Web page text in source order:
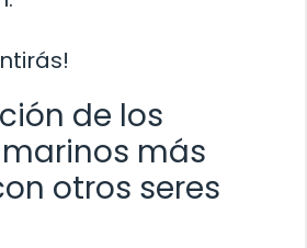
de los
más
otros seres